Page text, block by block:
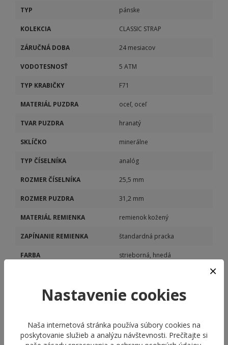
TYP pánske
KOLEKCIA CLASSIC STRAP
ZÁRUČNÁ DOBA 24 mesiacov
VODOTESNOSŤ 5 ATM
TYP KRABIČKY F71
MATERIÁL PUZDRA oceľ, oceľ
TVAR PUZDRA hranatý
SKLÍČKO minerálne
TYP ČÍSELNÍKA analóg
ROZMER ČÍSELNÍKA 25,5 mm
ROZMER PUZDRA 31,2 mm
MATERIÁL REMIENKA remienok kožený
ZAPÍNANIE REMIENKA štandardná pracka
FARBA strieborná, hnedá
POHON STROJČEKA batériový (quartz)
Nastavenie cookies
Naša internetová stránka používa súbory cookies na
poskytovanie služieb a analýzu návštevnosti. Prečítajte si